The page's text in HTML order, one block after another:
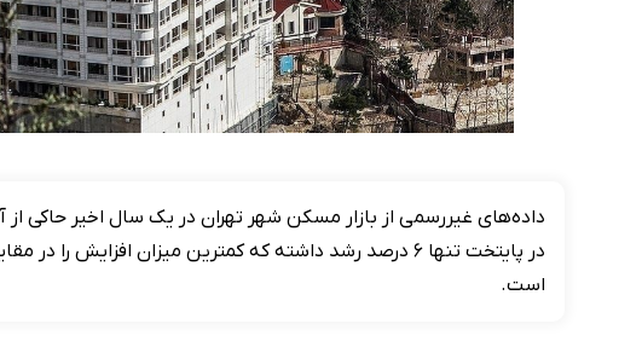
داده‌های غیررسمی از بازار مسکن شهر تهران در یک سال اخیر
در پایتخت تنها ۶ درصد رشد داشته که کمترین میزان
است.